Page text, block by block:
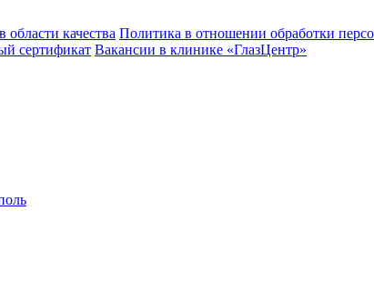
области качества Политика в отношении обработки
сертификат Вакансии в клинике «ГлазЦентр»